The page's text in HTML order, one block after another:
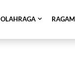
OLAHRAGA RAGAM